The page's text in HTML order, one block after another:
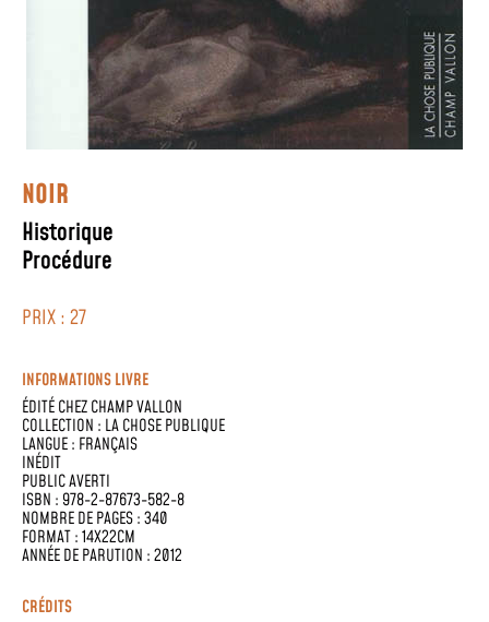
NOIR
Historique
Procédure
PRIX : 27
INFORMATIONS LIVRE
ÉDITÉ CHEZCHAMP VALLON
COLLECTION : LA CHOSE PUBLIQUE
LANGUE : FRANÇAIS
INÉDIT
PUBLIC AVERTI
ISBN : 978-2-87673-582-8
NOMBRE DE PAGES : 340
FORMAT : 14X22CM
ANNÉE DE PARUTION : 2012
CRÉDITS